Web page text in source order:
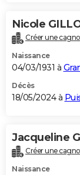
Nicole
Créer une
Naissance
04/03/1931 à
Décès
18/05/2024 à
Jacqueline
Créer une
Naissance